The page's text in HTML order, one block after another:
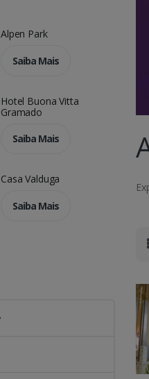
Alpen Park
Saiba Mais
Hotel Buona Vitta
Gramado
Saiba Mais
Casa Valduga
Saiba Mais